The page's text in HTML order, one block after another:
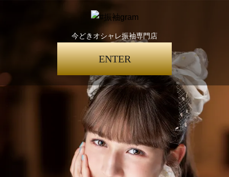
今どきオシャレ振袖専門店
ENTER